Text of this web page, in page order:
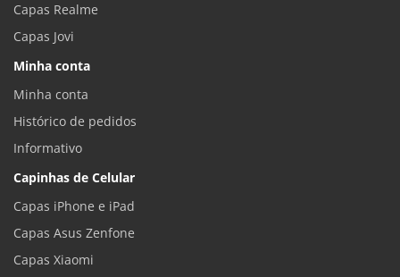
Capas Realme
Capas Jovi
Minha conta
Minha conta
Histórico de pedidos
Informativo
Capinhas de Celular
Capas iPhone e iPad
Capas Asus Zenfone
Capas Xiaomi